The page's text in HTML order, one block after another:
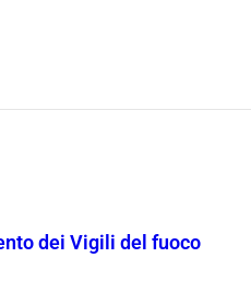
dei Vigili del fuoco